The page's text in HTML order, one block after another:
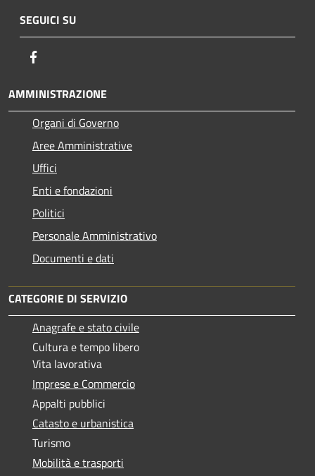
SEGUICI SU
AMMINISTRAZIONE
Organi di Governo
Aree Amministrative
Uffici
Enti e fondazioni
Politici
Personale Amministrativo
Documenti e dati
CATEGORIE DI SERVIZIO
Anagrafe e stato civile
Cultura e tempo libero
Vita lavorativa
Imprese e Commercio
Appalti pubblici
Catasto e urbanistica
Turismo
Mobilità e trasporti